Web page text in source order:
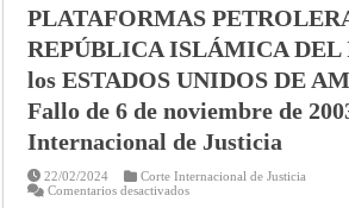
2004
Corte
Internacional
de
Justicia
PLATAFORMAS
REPÚBLICA ISLÁMICA DEL
los ESTADOS UNIDOS DE
Fallo de 6 de noviembre de
Internacional de Justicia
22/02/2024
Corte Internacional de Justicia
Comentarios desactivadosen